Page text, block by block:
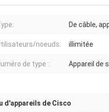
De câble,
noeuds: illimitée
de type :: Appareil de
d'appareils de Cisco